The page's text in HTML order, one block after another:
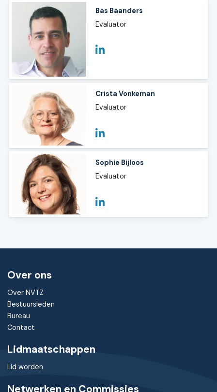
Bas Baanders
Evaluator
Crista Vonkeman
Evaluator
Sophie Bijloos
Evaluator
Over ons
Over NVTZ
Bestuursleden
Bureau
Contact
Lidmaatschappen
Lid worden
Netwerken en Commissies